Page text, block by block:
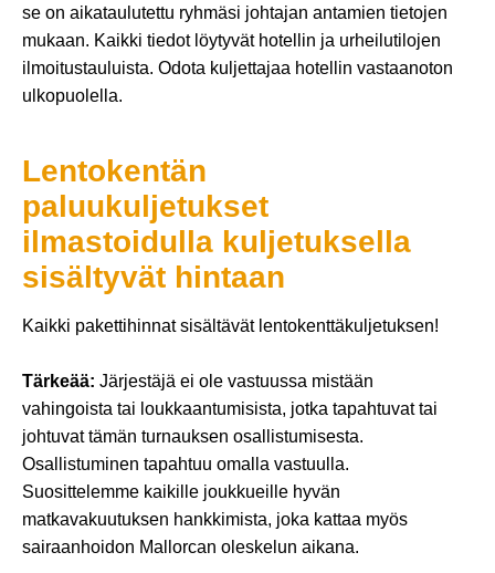
se on aikataulutettu ryhmäsi johtajan antamien tietojen
mukaan. Kaikki tiedot löytyvät hotellin ja urheilutilojen
ilmoitustauluista. Odota kuljettajaa hotellin vastaanoton
ulkopuolella.
Lentokentän
paluukuljetukset
ilmastoidulla kuljetuksella
sisältyvät hintaan
Kaikki pakettihinnat sisältävät lentokenttäkuljetuksen!
Tärkeää: Järjestäjä ei ole vastuussa mistään
vahingoista tai loukkaantumisista, jotka tapahtuvat tai
johtuvat tämän turnauksen osallistumisesta.
Osallistuminen tapahtuu omalla vastuulla.
Suosittelemme kaikille joukkueille hyvän
matkavakuutuksen hankkimista, joka kattaa myös
sairaanhoidon Mallorcan oleskelun aikana.